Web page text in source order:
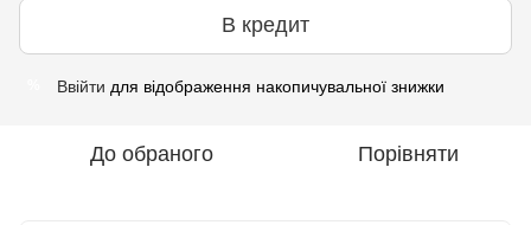
В кредит
Ввійти для відображення накопичувальної знижки
До обраного Порівняти